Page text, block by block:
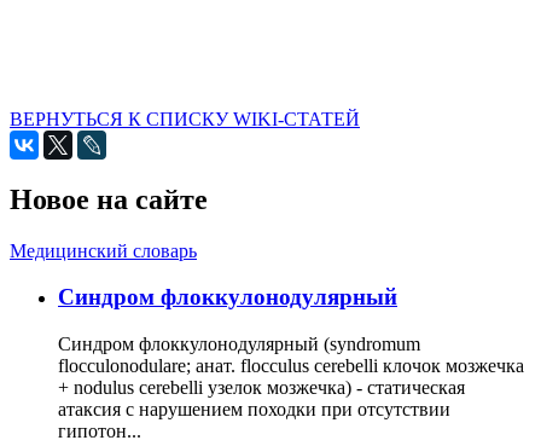
ВЕРНУТЬСЯ К СПИСКУ WIKI-СТАТЕЙ
Новое на сайте
Медицинский словарь
Cиндром флоккулонодулярный
Синдром флоккулонодулярный (syndromum
flocculonodulare; анат. flocculus cerebelli клочок мозжечка
+ nodulus cerebelli узелок мозжечка) - статическая
атаксия с нарушением походки при отсутствии
гипотон...